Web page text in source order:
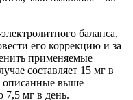
баланса,
его коррекцию и за
применяемые
составляет 15 мг в
описанные выше
7,5 мг в день.